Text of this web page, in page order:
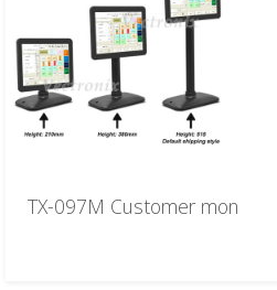
TX-097M Customer mon